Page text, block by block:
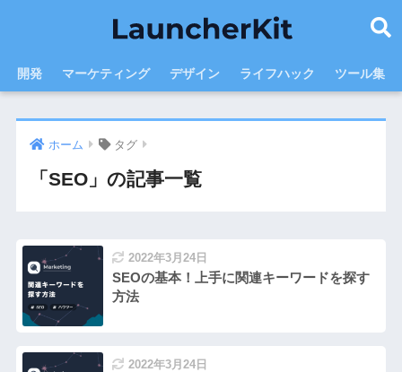
開発 マーケティング デザイン ライフハック ツール集
ホーム タグ
「SEO」の記事一覧
2022年3月24日
SEOの基本！上手に関連キーワードを探す
方法
2022年3月24日